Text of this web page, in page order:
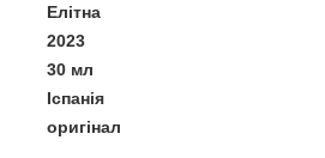
Елітна
2023
30 мл
Іспанія
оригінал